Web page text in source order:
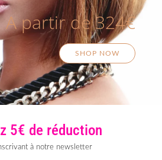
A partir de 324€
SHOP NOW
5€ de réduction
à notre newsletter